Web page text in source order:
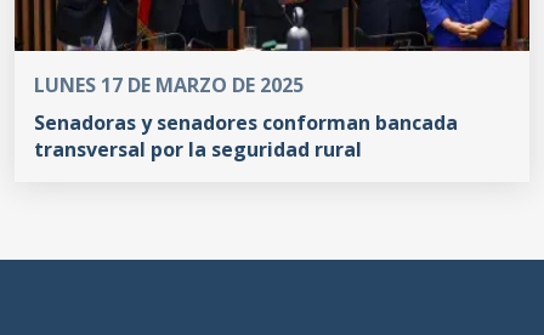
LUNES 17 DE MARZO DE 2025
Senadoras y senadores conforman bancada
transversal por la seguridad rural